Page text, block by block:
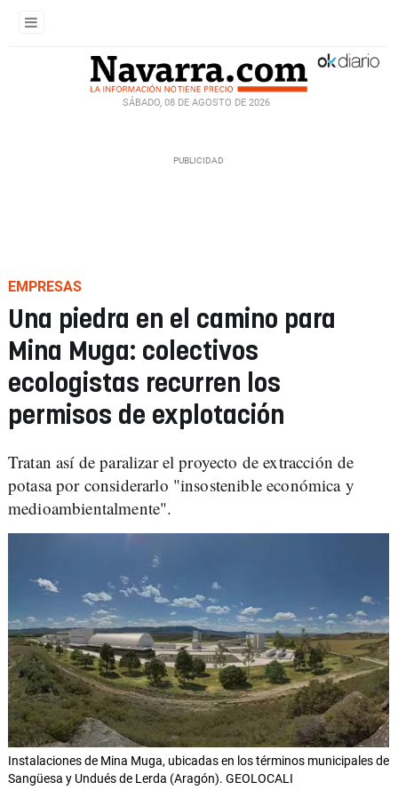
SÁBADO, 08 DE AGOSTO DE 2026
EMPRESAS
Una piedra en el camino para
Mina Muga: colectivos
ecologistas recurren los
permisos de explotación
Tratan así de paralizar el proyecto de extracción de
potasa por considerarlo "insostenible económica y
medioambientalmente".
Instalaciones de Mina Muga, ubicadas en los términos municipales de
Sangüesa y Undués de Lerda (Aragón). GEOLOCALI